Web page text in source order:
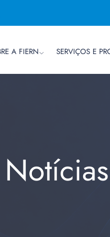
A FIERN SERVIÇOS E